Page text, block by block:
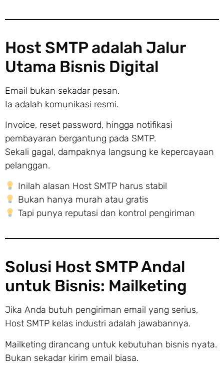
Host SMTP adalah Jalur
Utama Bisnis Digital
Email bukan sekadar pesan.
Ia adalah komunikasi resmi.
Invoice, reset password, hingga notifikasi
pembayaran bergantung pada SMTP.
Sekali gagal, dampaknya langsung ke kepercayaan
pelanggan.
Inilah alasan Host SMTP harus stabil
Bukan hanya murah atau gratis
Tapi punya reputasi dan kontrol pengiriman
Solusi Host SMTP Andal
untuk Bisnis: Mailketing
Jika Anda butuh pengiriman email yang serius,
Host SMTP kelas industri adalah jawabannya.
Mailketing dirancang untuk kebutuhan bisnis nyata.
Bukan sekadar kirim email biasa.